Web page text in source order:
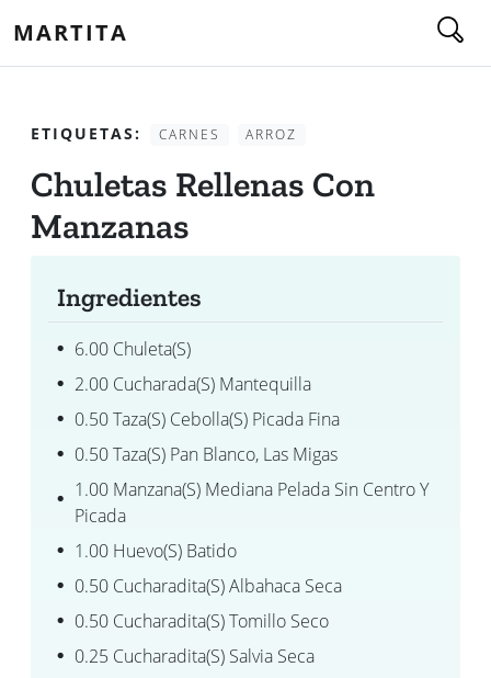
MARTITA
ETIQUETAS: CARNES ARROZ
Chuletas Rellenas Con
Manzanas
Ingredientes
6.00 Chuleta(s)
2.00 Cucharada(s) Mantequilla
0.50 Taza(s) Cebolla(s) Picada Fina
0.50 Taza(s) Pan Blanco, Las Migas
1.00 Manzana(s) Mediana Pelada Sin Centro Y
Picada
1.00 Huevo(s) Batido
0.50 Cucharadita(s) Albahaca Seca
0.50 Cucharadita(s) Tomillo Seco
0.25 Cucharadita(s) Salvia Seca